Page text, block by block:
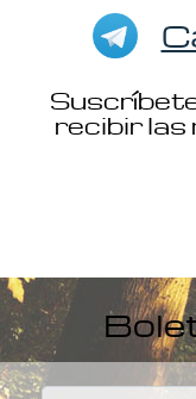
recibir las